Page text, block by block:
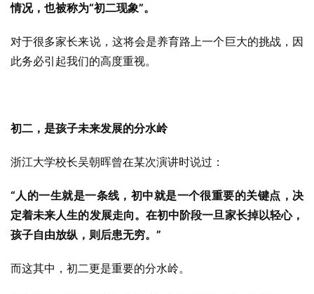
情况，也被称为“初二现象”。
对于很多家长来说，这将会是养育路上一个巨大的挑战，因
此务必引起我们的高度重视。
初二，是孩子未来发展的分水岭
浙江大学校长吴朝晖曾在某次演讲时说过：
“人的一生就是一条线，初中就是一个很重要的关键点，决
定着未来人生的发展走向。在初中阶段一旦家长掉以轻心，
孩子自由放纵，则后患无穷。”
而这其中，初二更是重要的分水岭。